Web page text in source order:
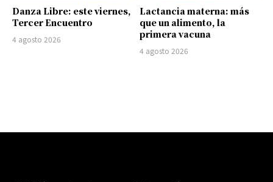
Danza Libre: este viernes,
Tercer Encuentro
4 agosto 2026
Lactancia materna: más
que un alimento, la
primera vacuna
4 agosto 2026